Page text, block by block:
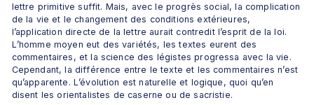
lettre primitive suffit. Mais, avec le progrès social, la complication
de la vie et le changement des conditions extérieures,
l’application directe de la lettre aurait contredit l’esprit de la loi.
L’homme moyen eut des variétés, les textes eurent des
commentaires, et la science des légistes progressa avec la vie.
Cependant, la différence entre le texte et les commentaires n’est
qu’apparente. L’évolution est naturelle et logique, quoi qu’en
disent les orientalistes de caserne ou de sacristie.